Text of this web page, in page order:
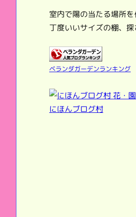
室内で陽の当たる場所を
丁度いいサイズの棚、探
ベランダガーデンランキング
にほんブログ村